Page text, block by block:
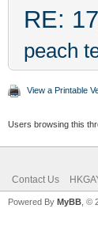
RE:
peach
View a Printable
Users browsing this
Contact Us
Powered By MyBB , ©